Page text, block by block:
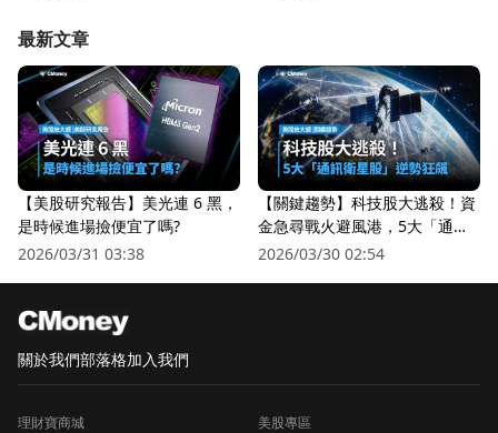
最新文章
【美股研究報告】美光連 6 黑，
是時候進場撿便宜了嗎?
2026/03/31 03:38
【關鍵趨勢】科技股大逃殺！資
金急尋戰火避風港，5大「通訊
衛星股」逆勢狂飆
2026/03/30 02:54
關於我們部落格加入我們
理財寶商城 美股專區